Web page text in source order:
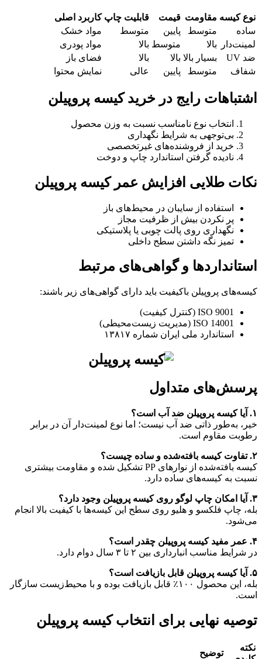
نوع کیسه مقاومت قیمت قابلیت چاپ کاربرد اصلی
ساده
متوسط پایین متوسط
مواد خشک
لمینت‌دار
بالا متوسط بالا
مواد پودری
ضد UV
بسیار بالا بالا بالا
فضای باز
شفاف
متوسط پایین عالی نمایش محتوا
اشتباهات رایج در خرید کیسه پروپیلن
انتخاب نوع نامناسب نسبت به وزن محصول
بی‌توجهی به شرایط نگهداری
خرید از فروشنده‌های غیرتخصصی
نادیده گرفتن استاندارد چاپ و دوخت
نکات طلایی افزایش عمر کیسه پروپیلن
استفاده از سایبان در محیط‌های باز
پر نکردن بیش از ظرفیت مجاز
نگهداری روی پالت چوبی یا پلاستیکی
تمیز نگه داشتن سطح داخلی
استانداردها و گواهی‌های مرتبط
کیسه‌های پروپیلن باکیفیت باید دارای گواهی‌های زیر باشند:
ISO 9001 (کنترل کیفیت)
ISO 14001 (مدیریت زیست‌محیطی)
استاندارد ملی ایران شماره ۱۳۸۱۷
پرسش‌های متداول
۱. آیا کیسه پروپیلن ضد آب است؟
خیر، به‌طور ذاتی ضد آب نیست؛ اما نوع لمینت‌دار آن در برابر
رطوبت مقاوم است.
۲.تفاوت کیسه بافته‌شده و ساده چیست؟
کیسه بافته‌شده از نوارهای PP تشکیل شده و مقاومت بیشتری
نسبت به کیسه‌های ساده دارد.
۳. آیا امکان چاپ لوگو روی کیسه پروپیلن وجود دارد؟
بله، چاپ فلکسو و هلیو روی سطح این کیسه‌ها با کیفیت بالا انجام
می‌شود.
۴. عمر مفید کیسه پروپیلن چقدر است؟
در شرایط مناسب انبارداری بین ۲ تا ۳ سال دوام دارد.
۵. آیا کیسه پروپیلن قابل بازیافت است؟
بله، این محصول ۱۰۰٪ قابل بازیافت بوده و با محیط‌زیست سازگار
است.
توصیه نهایی برای انتخاب کیسه پروپیلن
نکته
توضیح